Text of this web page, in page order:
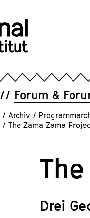
Forum &
/ Archiv /
/ The Zama Zama
Drei